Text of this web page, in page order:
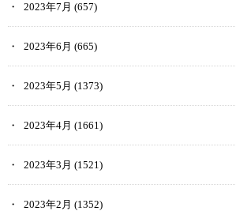
2023年7月 (657)
2023年6月 (665)
2023年5月 (1373)
2023年4月 (1661)
2023年3月 (1521)
2023年2月 (1352)